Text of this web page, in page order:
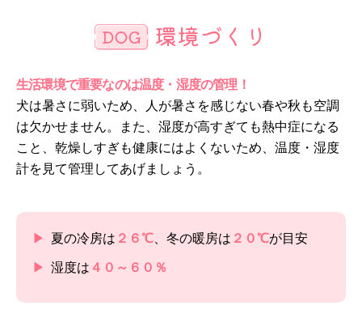
環境づくり
生活環境で重要なのは温度・湿度の管理！
犬は暑さに弱いため、人が暑さを感じない春や秋も空調
は欠かせません。また、湿度が高すぎても熱中症になる
こと、乾燥しすぎも健康にはよくないため、温度・湿度
計を見て管理してあげましょう。
夏の冷房は ２６℃ 、冬の暖房は ２０℃が目安
湿度は ４０～６０％